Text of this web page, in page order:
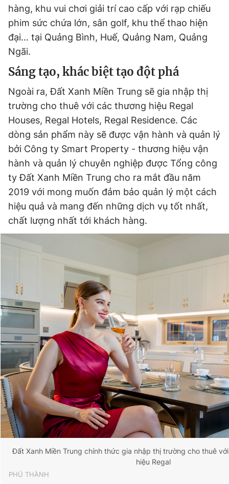
hàng, khu vui chơi giải trí cao cấp với rạp chiếu
phim sức chứa lớn, sân golf, khu thể thao hiện
đại… tại Quảng Bình, Huế, Quảng Nam, Quảng
Ngãi.
Sáng tạo, khác biệt tạo đột phá
Ngoài ra, Đất Xanh Miền Trung sẽ gia nhập thị
trường cho thuê với các thương hiệu Regal
Houses, Regal Hotels, Regal Residence. Các
dòng sản phẩm này sẽ được vận hành và quản lý
bởi Công ty Smart Property - thương hiệu vận
hành và quản lý chuyên nghiệp được Tổng công
ty Đất Xanh Miền Trung cho ra mắt đầu năm
2019 với mong muốn đảm bảo quản lý một cách
hiệu quả và mang đến những dịch vụ tốt nhất,
chất lượng nhất tới khách hàng.
Đất Xanh Miền Trung chính thức gia nhập thị trường cho thuê
hiệu Regal
PHÚ THÀNH